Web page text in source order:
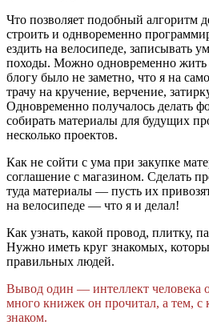
Что позволяет подобный алгоритм
строить и однвоременно
ездить на велосипеде, записывать
походы. Можно одновременно
блогу было не заметно, что я на
трачу на кручение, верчение,
Одновременно получалось делать
собирать материалы для будущих
несколько проектов.
Как не сойти с ума при закупке
соглашение с магазином. Сделать
туда материалы — пусть их
на велосипеде — что я и делал!
Как узнать, какой провод, плитку,
Нужно иметь круг знакомых,
правильных людей.
Вывод один — интеллект человека
много книжек он прочитал, а тем,
знаком.